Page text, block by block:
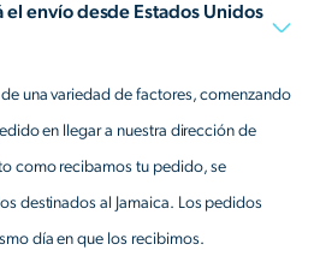
envío desde Estados Unidos
una variedad de factores, comenzando
en llegar a nuestra dirección de
como recibamos tu pedido, se
destinados al Jamaica. Los pedidos
día en que los recibimos.